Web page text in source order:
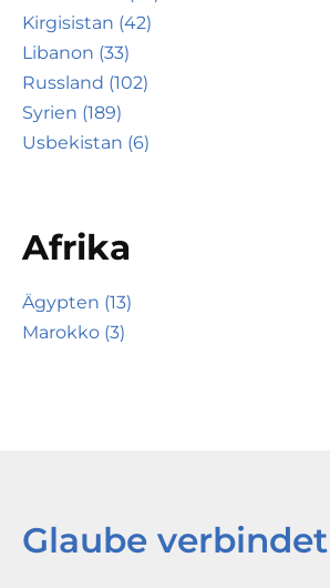
Kirgisistan (42)
Libanon (33)
Russland (102)
Syrien (189)
Usbekistan (6)
Afrika
Ägypten (13)
Marokko (3)
Glaube verbindet